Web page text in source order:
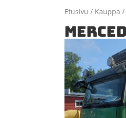
Etusivu / Kauppa /